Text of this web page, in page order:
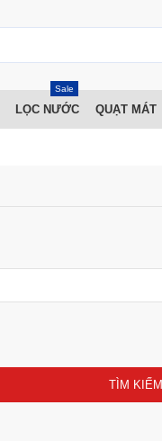
LỌC NƯỚC
Sale
QUẠT MÁT
TÌM KIẾM